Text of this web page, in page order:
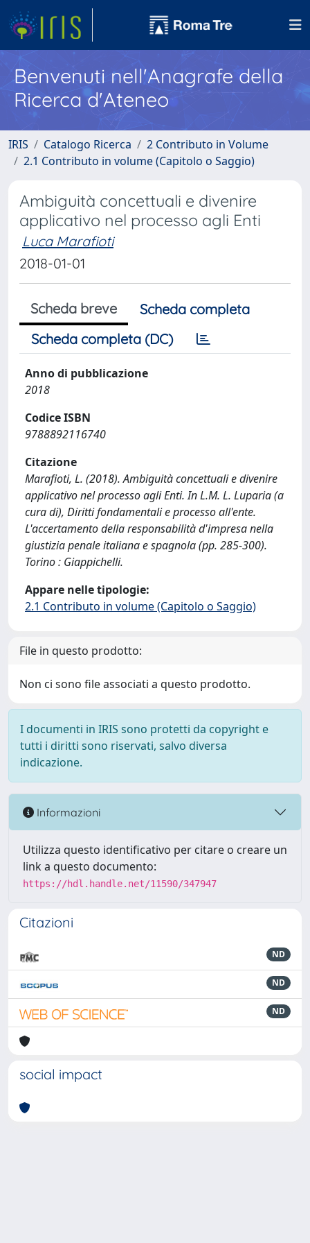
Benvenuti nell'Anagrafe della
Ricerca d'Ateneo
IRIS Catalogo Ricerca
2 Contributo in Volume
2.1 Contributo in volume (Capitolo o Saggio)
Ambiguità concettuali e divenire
applicativo nel processo agli Enti
Luca Marafioti
2018-01-01
Scheda breve
Scheda completa
Scheda completa (DC)
Anno di pubblicazione
2018
Codice ISBN
9788892116740
Citazione
Marafioti, L. (2018). Ambiguità concettuali e divenire
applicativo nel processo agli Enti. In L.M. L. Luparia (a
cura di), Diritti fondamentali e processo all'ente.
L'accertamento della responsabilità d'impresa nella
giustizia penale italiana e spagnola (pp. 285-300).
Torino : Giappichelli.
Appare nelle tipologie:
2.1 Contributo in volume (Capitolo o Saggio)
File in questo prodotto:
Non ci sono file associati a questo prodotto.
I documenti in IRIS sono protetti da copyright e
tutti i diritti sono riservati, salvo diversa
indicazione.
Informazioni
Utilizza questo identificativo per citare o creare un
link a questo documento:
https://hdl.handle.net/11590/347947
Citazioni
ND
ND
ND
social impact